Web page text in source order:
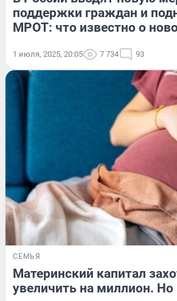
поддержки граждан и
МРОТ: что известно о
1 июля, 2025, 20:05 7 734 93
СЕМЬЯ
Материнский капитал
увеличить на миллион. Но